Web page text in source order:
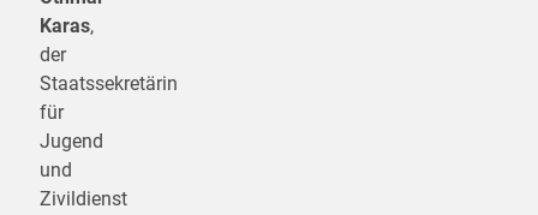
Karas,
der
Staatssekretärin
für
Jugend
und
Zivildienst